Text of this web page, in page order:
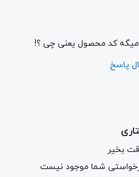
کد محصول یعنی چی ؟!
پاسخ
بخیر
شما موجود نیست